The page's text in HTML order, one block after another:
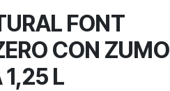
FONT
CON ZUMO
1,25 L